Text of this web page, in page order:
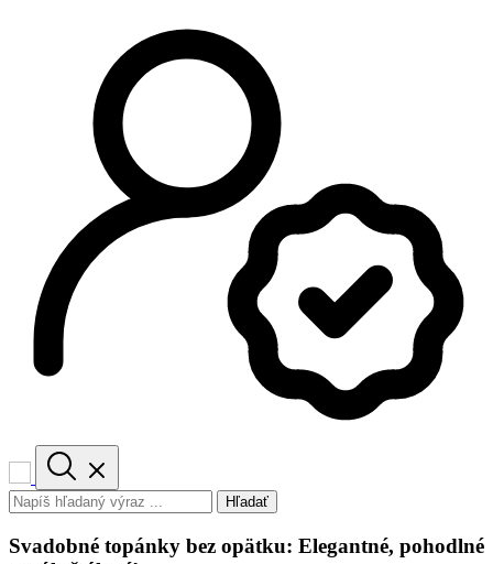
Hľadať
Svadobné topánky bez opätku: Elegantné, pohodlné